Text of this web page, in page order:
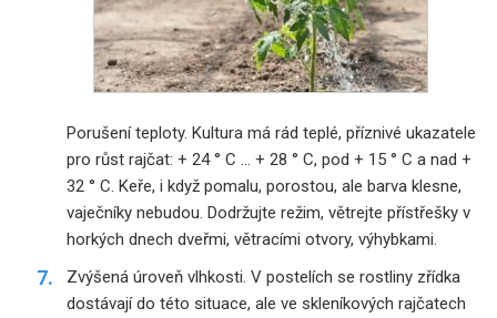
Porušení teploty. Kultura má rád teplé, příznivé ukazatele
pro růst rajčat: + 24 ° C ... + 28 ° C, pod + 15 ° C a nad +
32 ° C. Keře, i když pomalu, porostou, ale barva klesne,
vaječníky nebudou. Dodržujte režim, větrejte přístřešky v
horkých dnech dveřmi, větracími otvory, výhybkami.
Zvýšená úroveň vlhkosti. V postelích se rostliny zřídka
dostávají do této situace, ale ve skleníkových rajčatech